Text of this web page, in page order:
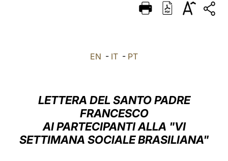
ITALIANO
العربيّة
中文
LATINE
EN - IT - PT
LETTERA DEL SANTO PADRE
FRANCESCO
AI PARTECIPANTI ALLA "VI
SETTIMANA SOCIALE BRASILIANA"